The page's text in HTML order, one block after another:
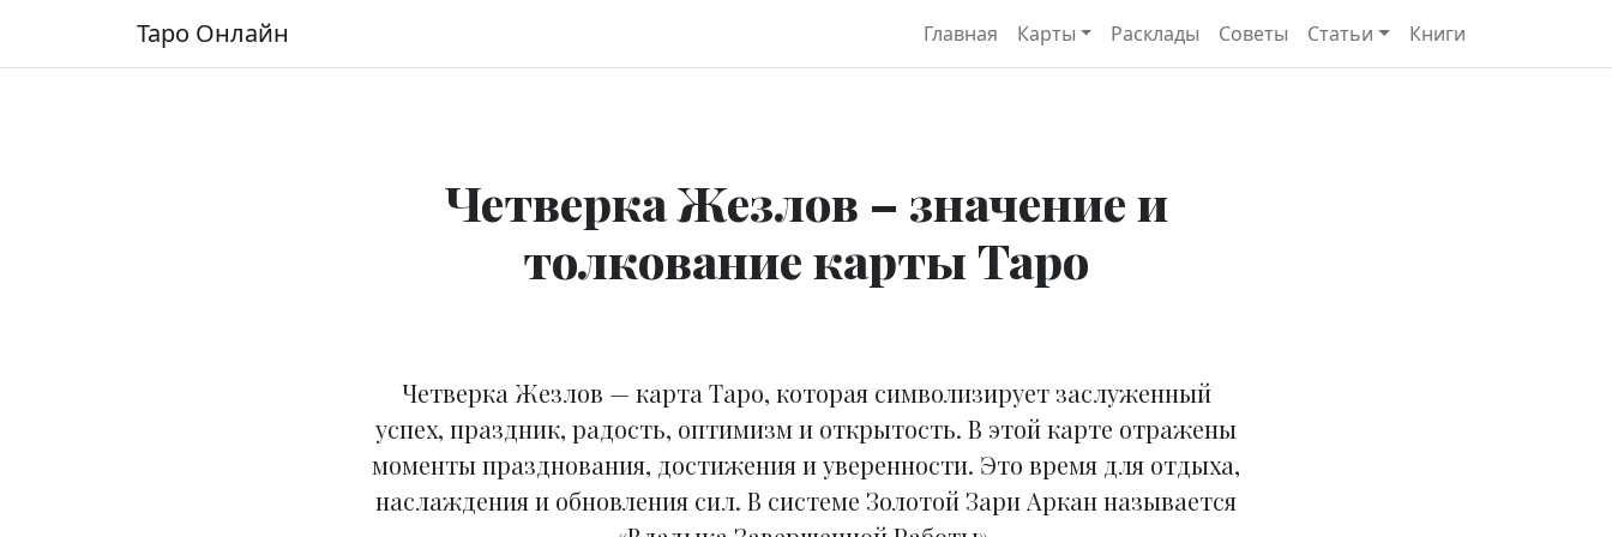
Основная навигация
Таро Онлайн Главная Карты Расклады Советы Статьи Книги
Четверка Жезлов – значение и
толкование карты Таро
Четверка Жезлов — карта Таро, которая символизирует заслуженный
успех, праздник, радость, оптимизм и открытость. В этой карте отражены
моменты празднования, достижения и уверенности. Это время для отдыха,
наслаждения и обновления сил. В системе Золотой Зари Аркан называется